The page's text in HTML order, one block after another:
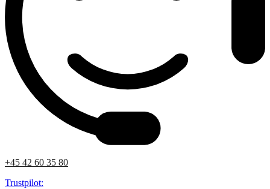
+45 42 60 35 80
Trustpilot: